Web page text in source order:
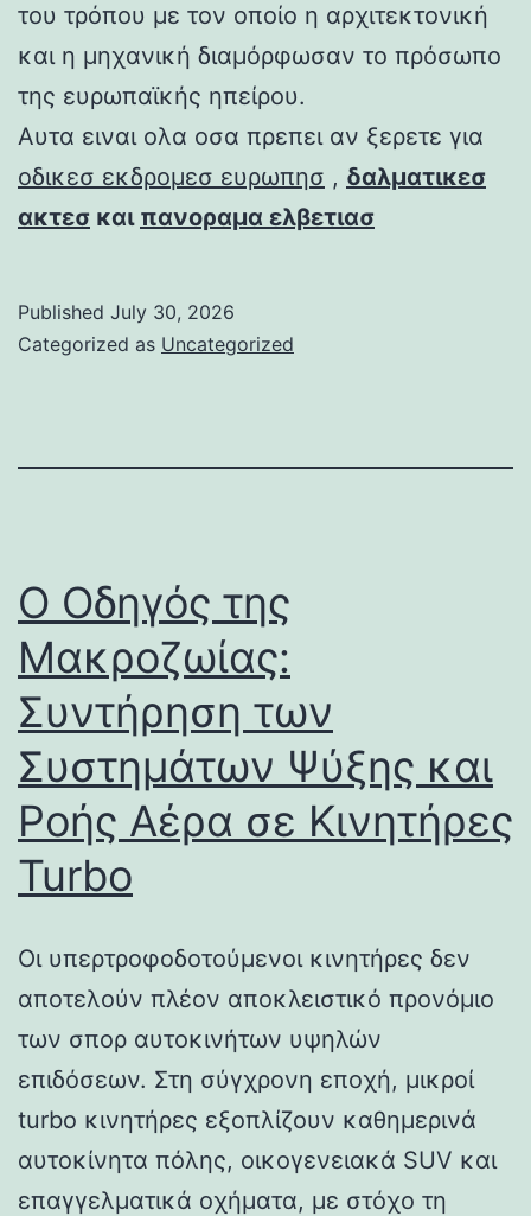
του τρόπου με τον οποίο η αρχιτεκτονική
και η μηχανική διαμόρφωσαν το πρόσωπο
της ευρωπαϊκής ηπείρου.
Αυτα ειναι ολα οσα πρεπει αν ξερετε για
οδικεσ εκδρομεσ ευρωπησ , δαλματικεσ
ακτεσ και πανοραμα ελβετιασ
Published July 30, 2026
Categorized as Uncategorized
Ο Οδηγός της
Μακροζωίας:
Συντήρηση των
Συστημάτων Ψύξης και
Ροής Αέρα σε Κινητήρες
Turbo
Οι υπερτροφοδοτούμενοι κινητήρες δεν
αποτελούν πλέον αποκλειστικό προνόμιο
των σπορ αυτοκινήτων υψηλών
επιδόσεων. Στη σύγχρονη εποχή, μικροί
turbo κινητήρες εξοπλίζουν καθημερινά
αυτοκίνητα πόλης, οικογενειακά SUV και
επαγγελματικά οχήματα, με στόχο τη